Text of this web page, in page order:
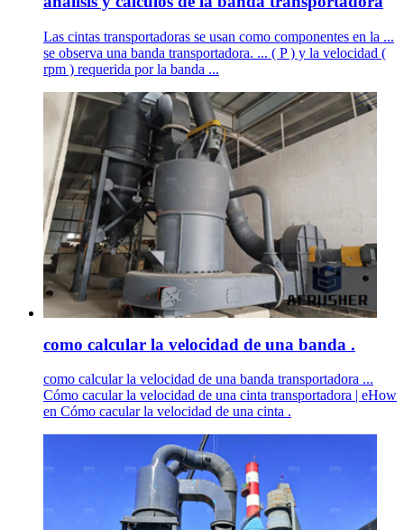
Las cintas transportadoras se usan como componentes en la ...
se observa una banda transportadora. ... ( P ) y la velocidad (
rpm ) requerida por la banda ...
como calcular la velocidad de una banda .
como calcular la velocidad de una banda transportadora ...
Cómo cacular la velocidad de una cinta transportadora | eHow
en Cómo cacular la velocidad de una cinta .